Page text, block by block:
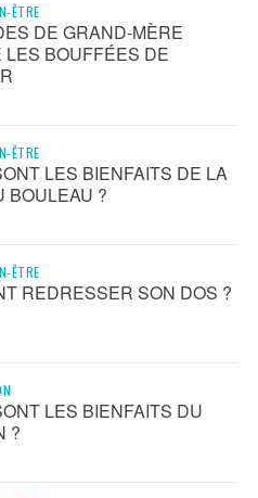
ÊTRE
DE GRAND-MÈRE
LES BOUFFÉES DE
ÊTRE
LES BIENFAITS DE LA
BOULEAU ?
ÊTRE
REDRESSER SON DOS ?
LES BIENFAITS DU
?